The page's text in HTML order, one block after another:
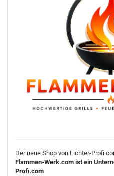
Der neue Shop von Lichter-
Flammen-Werk.com ist ein
Profi.com